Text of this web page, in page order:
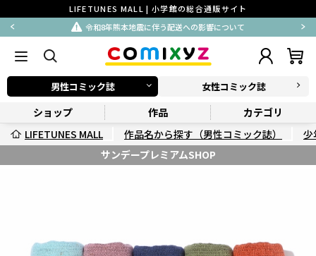
LIFETUNES MALL | 小学館の総合通販サイト
令和8年熊本地震に伴う配送への影響について
男性コミック誌 女性コミック誌
ショップ 作品
カテゴリ
LIFETUNES MALL
作品名から探す（男性コミック誌）
少
サンデープレミアムSHOP